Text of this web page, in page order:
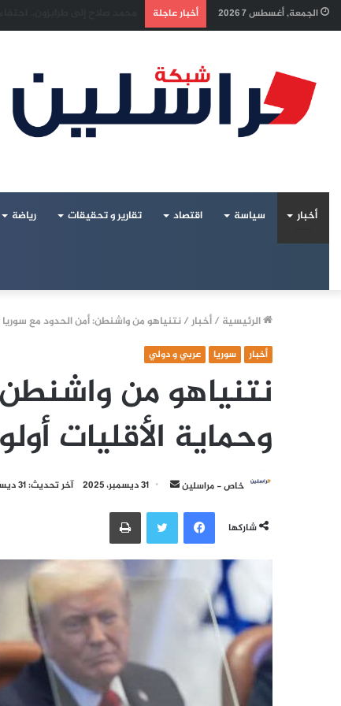
الجمعة, أغسطس 7 2026 أخبار عاجلة
أخبار سياسة اقتصاد تقارير و تحقيقات رياضة
الرئيسية /أخبار/نتنياهو من واشنطن: أمن الحدود مع سوريا
أخبار سوريا عربي و دولي
نتنياهو من
وحماية الأقليات
خاص - مراسلين
أرسل
إلكترونيا
31 ديسمبر، 2025 آخر تحديث: 31 ديسمبر، 2025
شاركها
فيسبوكتويتر طباعة